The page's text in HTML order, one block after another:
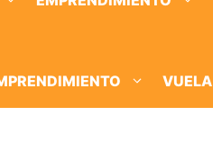
VUELA